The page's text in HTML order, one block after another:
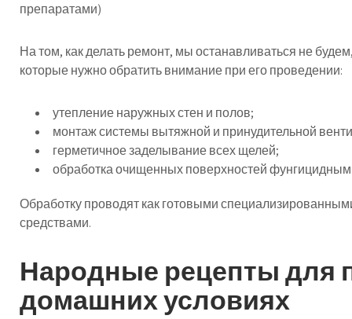
препаратами)
На том, как делать ремонт, мы останавливаться не
которые нужно обратить внимание при его проведении:
утепление наружных стен и полов;
монтаж системы вытяжной и принудительной
герметичное заделывание всех щелей;
обработка очищенных поверхностей
Обработку проводят как готовыми
средствами.
Народные рецепты для
домашних условиях